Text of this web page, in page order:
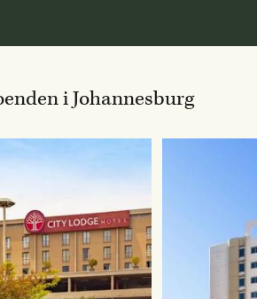
i Johannesburg